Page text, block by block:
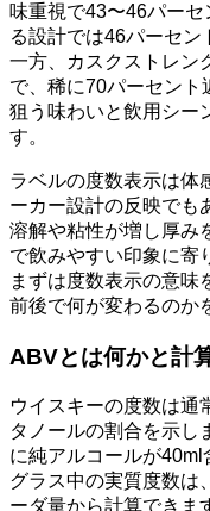
味重視で43〜46パー
る設計では46パーセン
一方、カスクストレン
で、稀に70パーセント
狙う味わいと飲用シー
す。
ラベルの度数表示は体
ーカー設計の反映でも
溶解や粘性が増し厚み
で飲みやすい印象に寄
まずは度数表示の意味
前後で何が変わるのか
ABVとは何かと計
ウイスキーの度数は通
タノールの割合を示し
に純アルコールが40ml
グラス中の実質度数は
ーダ量から計算できま